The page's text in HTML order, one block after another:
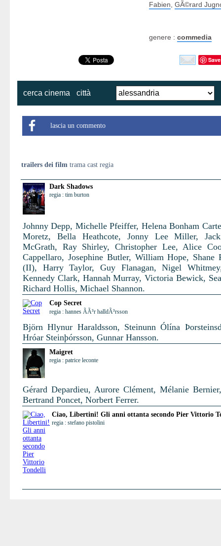
Fabien GÃ©rard
genere : commedia
Save
cerca cinema città
lascia un commento
trailers dei film trama cast regia
Dark Shadows
regia : tim burton
Johnny Depp, Michelle Pfeiffer, Helena Bonham
Moretz, Bella Heathcote, Jonny Lee Miller,
McGrath, Ray Shirley, Christopher Lee, Alice
Cappellaro, Josephine Butler, William Hope, Shane
(II), Harry Taylor, Guy Flanagan, Nigel
Kennedy Clark, Hannah Murray, Victoria Bewick,
Richard Hollis, Michael Shannon.
Cop Secret
regia : hannes ÃÃ³r halldÃ³rsson
Björn Hlynur Haraldsson, Steinunn Ólína
Hróar Steinþórsson, Gunnar Hansson.
Maigret
regia : patrice leconte
Gérard Depardieu, Aurore Clément, Mélanie
Bertrand Poncet, Norbert Ferrer.
Ciao, Libertini! Gli anni ottanta secondo Pier Vittorio
regia : stefano pistolini